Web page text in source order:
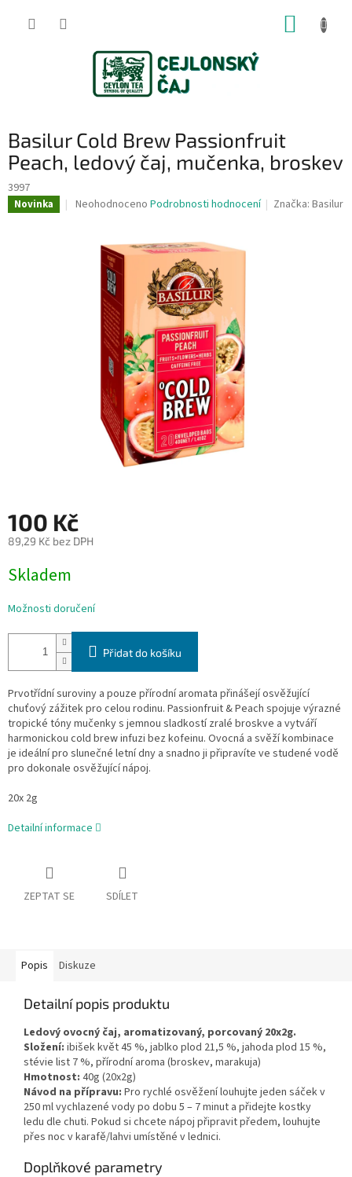
Basilur Cold Brew Passionfruit
Peach, ledový čaj, mučenka, broskev
3997
Novinka
Průměrné
hvězdiček.
Neohodnoceno Podrobnosti hodnocení Značka:Basilur
100 Kč
89,29 Kč bez DPH
cena:
Skladem
Možnosti doručení
Přidat do košíku
Prvotřídní suroviny a pouze přírodní aromata přinášejí osvěžující
chuťový zážitek pro celou rodinu. Passionfruit & Peach spojuje výrazné
tropické tóny mučenky s jemnou sladkostí zralé broskve a vytváří
harmonickou cold brew infuzi bez kofeinu. Ovocná a svěží kombinace
je ideální pro slunečné letní dny a snadno ji připravíte ve studené vodě
pro dokonale osvěžující nápoj.
20x 2g
Detailní informace
ZEPTAT SE SDÍLET
Popis Diskuze
Detailní popis produktu
Ledový ovocný čaj, aromatizovaný, porcovaný 20x2g.
Složení: ibišek květ 45 %, jablko plod 21,5 %, jahoda plod 15 %,
stévie list 7 %, přírodní aroma (broskev, marakuja)
Hmotnost: 40g (20x2g)
Návod na přípravu: Pro rychlé osvěžení louhujte jeden sáček v
250 ml vychlazené vody po dobu 5 – 7 minut a přidejte kostky
ledu dle chuti. Pokud si chcete nápoj připravit předem, louhujte
přes noc v karafě/lahvi umístěné v lednici.
Doplňkové parametry